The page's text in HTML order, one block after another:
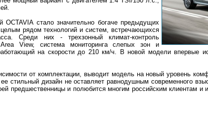
OCTAVIA стало значительно богаче предыдущих
рядом технологий и систем, встречающихся
Cреди них - трехзонный климат-контроль
View, система мониторинга слепых зон и
на скорости до 210 км/ч. В новой модели впервые
от комплектации, выводит модель на новый уровень
стильный дизайн не оставляет равнодушным современного
предшественницы и полюбится многим российским клиентам